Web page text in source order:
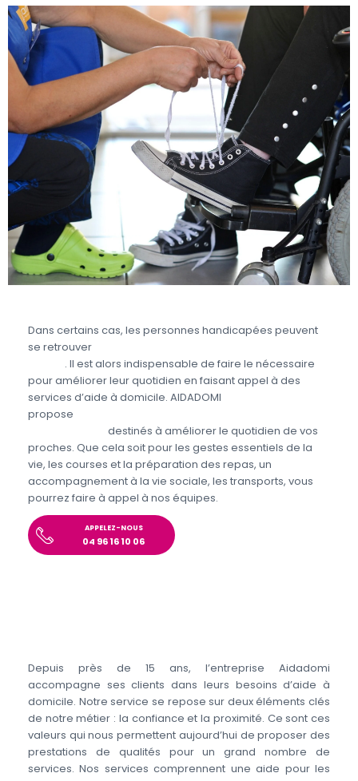
Dans certains cas, les personnes handicapées peuvent
se retrouver
. Il est alors indispensable de faire le nécessaire
pour améliorer leur quotidien en faisant appel à des
services d’aide à domicile. AIDADOMI
propose
destinés à améliorer le quotidien de vos
proches. Que cela soit pour les gestes essentiels de la
vie, les courses et la préparation des repas, un
accompagnement à la vie sociale, les transports, vous
pourrez faire à appel à nos équipes.
APPELEZ-NOUS
04 96 16 10 06
Depuis près de 15 ans, l’entreprise Aidadomi
accompagne ses clients dans leurs besoins d’aide à
domicile. Notre service se repose sur deux éléments clés
de notre métier : la confiance et la proximité. Ce sont ces
valeurs qui nous permettent aujourd’hui de proposer des
prestations de qualités pour un grand nombre de
services. Nos services comprennent une aide pour les